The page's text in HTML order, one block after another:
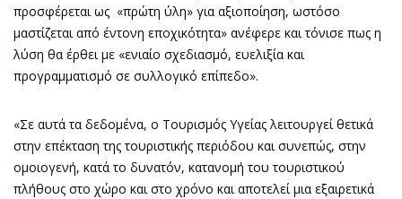
προσφέρεται ως «πρώτη ύλη» για αξιοποίηση, ωστόσο
μαστίζεται από έντονη εποχικότητα» ανέφερε και τόνισε πως η
λύση θα έρθει με «ενιαίο σχεδιασμό, ευελιξία και
προγραμματισμό σε συλλογικό επίπεδο».
«Σε αυτά τα δεδομένα, ο Τουρισμός Υγείας λειτουργεί θετικά
στην επέκταση της τουριστικής περιόδου και συνεπώς, στην
ομοιογενή, κατά το δυνατόν, κατανομή του τουριστικού
πλήθους στο χώρο και στο χρόνο και αποτελεί μια εξαιρετικά